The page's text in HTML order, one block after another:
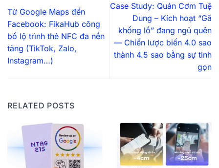
Từ Google Maps đến
Facebook: FikaHub công
bố lộ trình thẻ NFC đa nền
tảng (TikTok, Zalo,
Instagram…)
Case Study: Quán Cơm Tuệ
Dung – Kích hoạt “Gã
khổng lồ” đang ngủ quên
— Chiến lược biến 4.0 sao
thành 4.5 sao bằng sự tinh
gọn
RELATED POSTS